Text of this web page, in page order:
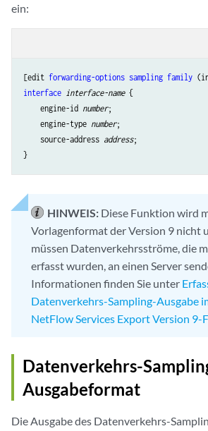
ein:
[edit forwarding-options sampling family
interface interface-name {
    engine-id
number;
    engine-type
number;
    source-address
address;
HINWEIS: Diese Funktion wird
Vorlagenformat der Version 9 nicht
müssen Datenverkehrsströme, die
erfasst wurden, an einen Server
Informationen finden Sie unter
Datenverkehrs-Sampling-Ausgabe
NetFlow Services Export Version 9-
Datenverkehrs-
Ausgabeformat
Die Ausgabe des Datenverkehrs-